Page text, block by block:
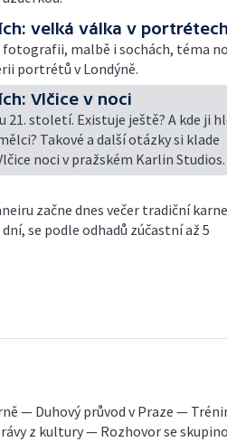
velká válka v portrétech
fotografii, malbě i sochách, téma
portrétů v Londýně.
Vlčice v noci
21. století. Existuje ještě? A kde ji
Takové a další otázky si klade
noci v pražském Karlin Studios.
začne dnes večer tradiční
se podle odhadů zúčastní až 5
— Duhový průvod v Praze —
z kultury — Rozhovor se